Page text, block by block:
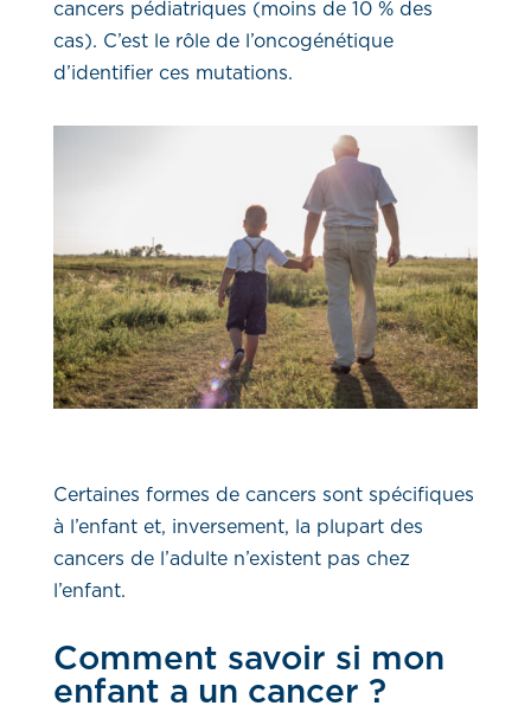
cancers pédiatriques (moins de 10 % des
cas). C’est le rôle de l’oncogénétique
d’identifier ces mutations.
Certaines formes de cancers sont spécifiques
à l’enfant et, inversement, la plupart des
cancers de l’adulte n’existent pas chez
l’enfant.
Comment savoir si mon
enfant a un cancer ?